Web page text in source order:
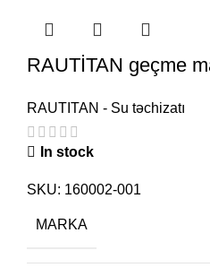
RAUTİTAN geçme
RAUTITAN - Su təchizatı
In stock
SKU: 160002-001
MARKA